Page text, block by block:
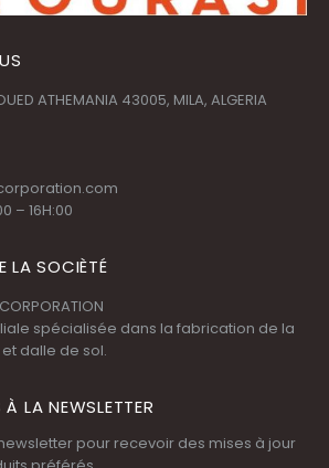
ATHEMANIA 43005, MILA, ALGERIA
– 16H:00
LA SOCIÈTÉ
spécialisée dans la fabrication de la
dalle de sol.
LA NEWSLETTER
pour recevoir des mises à jour